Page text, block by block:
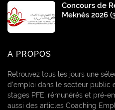
Concours de
Meknès 2026
A PROPOS
Retrouvez tous les jours une
d’emploi dans le secteur public
stages PFE, rémunérés et pré-
aussi des articles Coaching